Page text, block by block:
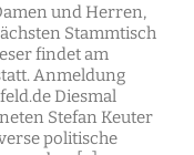
und Herren,
Stammtisch
findet am
Anmeldung
Diesmal
Stefan Keuter
politische